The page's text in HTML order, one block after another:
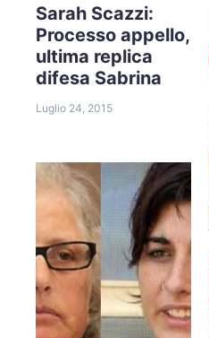
Sarah Scazzi:
Processo appello,
ultima replica
difesa Sabrina
Luglio 24, 2015